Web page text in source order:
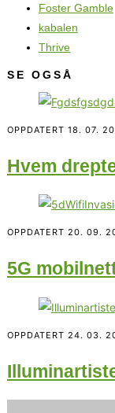
Foster Gamble
kabalen
Thrive
SE OGSÅ
OPPDATERT 18. 07.
Hvem
OPPDATERT 20. 09.
5G
OPPDATERT 24. 03.